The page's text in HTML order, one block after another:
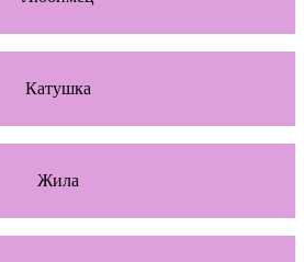
Катушка
Жила